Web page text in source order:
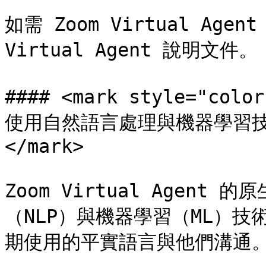
如需 Zoom Virtual Agent
Virtual Agent 說明文件。
#### <mark
使用自然語言處理與機器學習
</mark>
Zoom Virtual Agent 的原生
（NLP）與機器學習（ML）
期使用的平實語言與他們溝通